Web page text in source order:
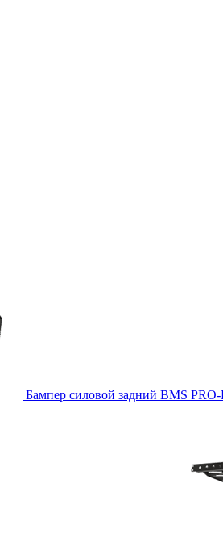
Бампер силовой задний BMS